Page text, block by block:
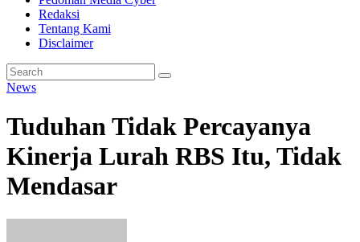
Redaksi
Tentang Kami
Disclaimer
News
Tuduhan Tidak Percayanya
Kinerja Lurah RBS Itu, Tidak
Mendasar